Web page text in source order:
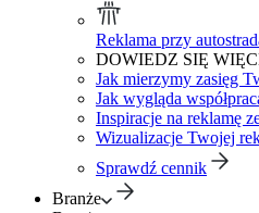
Reklama przy
DOWIEDZ SIĘ
Jak mierzymy zasięg
Jak wygląda
Inspiracje na reklamę
Wizualizacje Twojej
Sprawdź cennik
Branże